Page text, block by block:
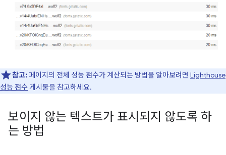
참고:페이지의 전체 성능 점수가 계산되는 방법을 알아보려면 Lighthouse
성능 점수 게시물을 참고하세요.
보이지 않는 텍스트가 표시되지 않도록 하
는 방법